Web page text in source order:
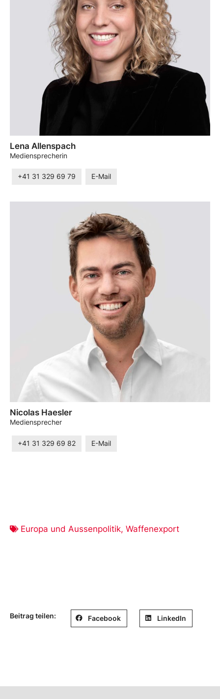
Lena Allenspach
Mediensprecherin
+41 31 329 69 79 E-Mail
Nicolas Haesler
Mediensprecher
+41 31 329 69 82 E-Mail
Europa und Aussenpolitik, Waffenexport
Beitrag teilen: Facebook LinkedIn